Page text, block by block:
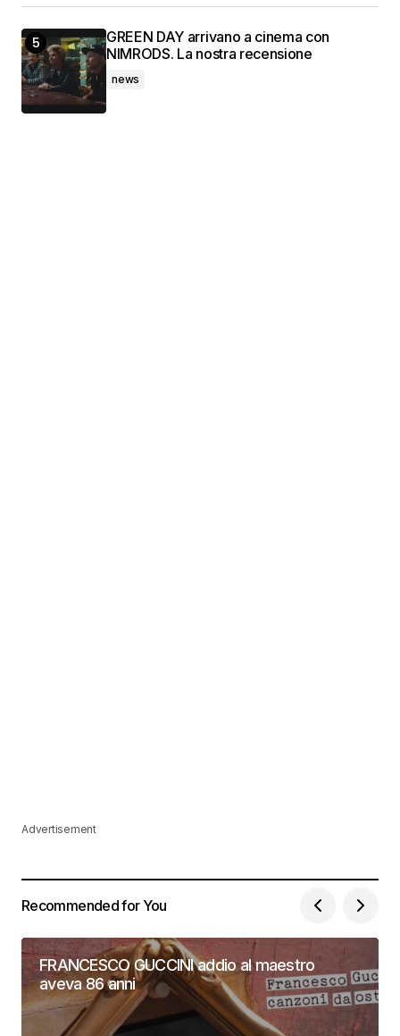
GREEN DAY arrivano a cinema con
NIMRODS. La nostra recensione
news
Advertisement
Recommended for You
FRANCESCO GUCCINI addio al maestro
aveva 86 anni